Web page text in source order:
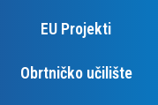
EU Projekti
Obrtničko učilište